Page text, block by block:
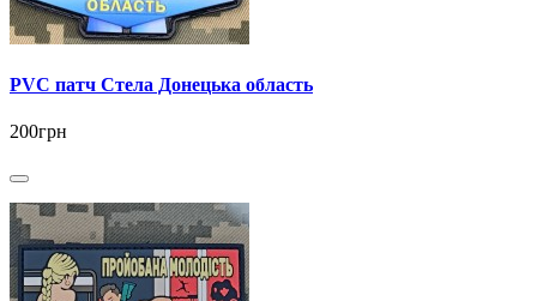
PVC патч Стела Донецька область
200грн